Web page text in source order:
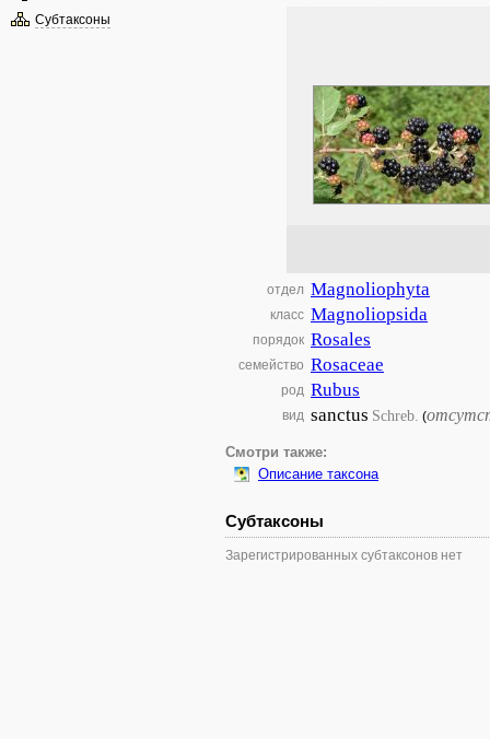
Субтаксоны
отдел Magnoliophyta
класс Magnoliopsida
порядок Rosales
семейство Rosaceae
род Rubus
вид sanctus Schreb. (
Смотри также:
Описание таксона
Субтаксоны
Зарегистрированных субтаксонов нет